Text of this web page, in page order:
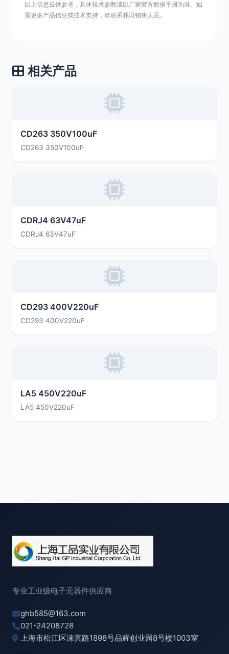
以上信息仅供参考，具体技术参数请以厂家官方数据手册为准。如
需更多产品信息或技术支持，请联系我司销售人员。
相关产品
CD263 350V100uF
CD263 350V100uF
CDRJ4 63V47uF
CDRJ4 63V47uF
CD293 400V220uF
CD293 400V220uF
LA5 450V220uF
LA5 450V220uF
专业工业级电子元器件供应商
ghb585@163.com
021-24208728
上海市松江区涞寅路1898号品耀创业园8号楼1003室